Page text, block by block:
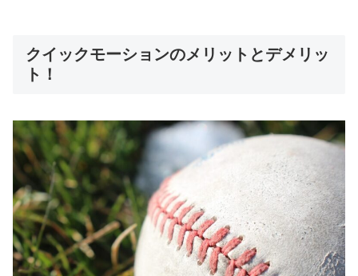
クイックモーションのメリットとデメリッ
ト！